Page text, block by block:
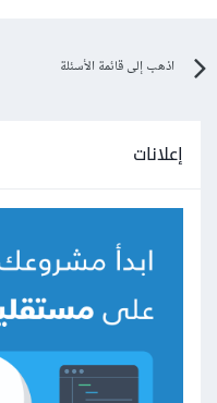
اذهب إلى قائمة الأسئلة
إعلانات